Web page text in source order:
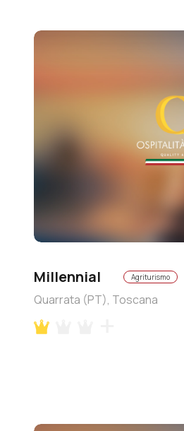
Millennial Agriturismo
Quarrata (PT), Toscana